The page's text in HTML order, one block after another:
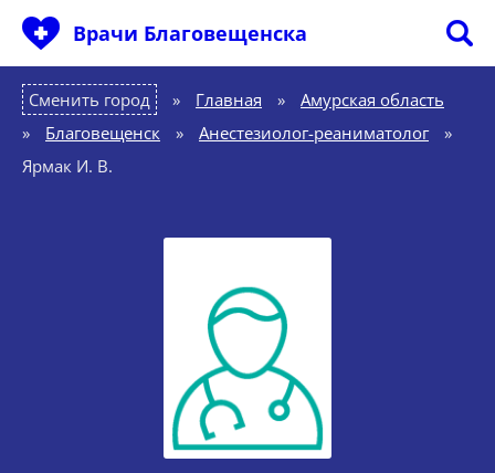
Врачи Благовещенска
Сменить город Главная »
Амурская область
»
Благовещенск » Анестезиолог-реаниматолог
»
Ярмак И. В.